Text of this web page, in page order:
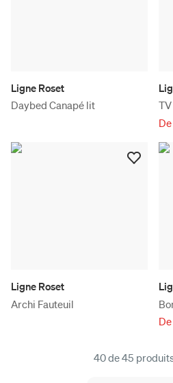
Ligne Roset
Daybed Canapé lit
Ligne Roset
Archi Fauteuil
40 de 45